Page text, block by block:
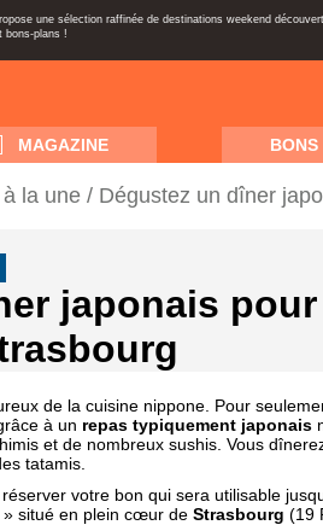
une sélection raffinée de destinations weekend
bons-plans !
MAGAZINE
la une / Dégustez un dîner
japonais
de la cuisine nippone. Pour
à un repas typiquement japonais
et de nombreux sushis. Vous
tatamis.
votre bon qui sera utilisable
» situé en plein cœur de Strasbourg (19